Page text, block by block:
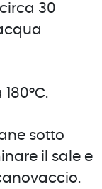
30
sotto
il sale e